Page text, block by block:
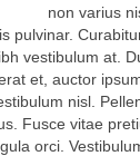
non varius
pulvinar.
vestibulum at.
et, auctor
nisl.
Fusce vitae
orci.